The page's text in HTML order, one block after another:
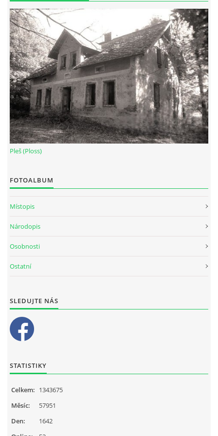
Pleš (Ploss)
FOTOALBUM
Místopis
Národopis
Osobnosti
Ostatní
SLEDUJTE NÁS
STATISTIKY
Celkem: 1343675
Měsíc:
57951
Den:
1642